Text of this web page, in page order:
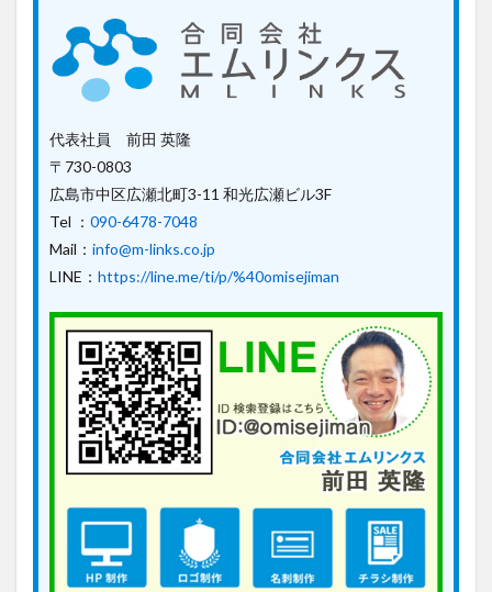
代表社員 前田 英隆
〒730-0803
広島市中区広瀬北町3-11 和光広瀬ビル3F
Tel ： 090-6478-7048
Mail： info@m-links.co.jp
LINE： https://line.me/ti/p/%40omisejiman